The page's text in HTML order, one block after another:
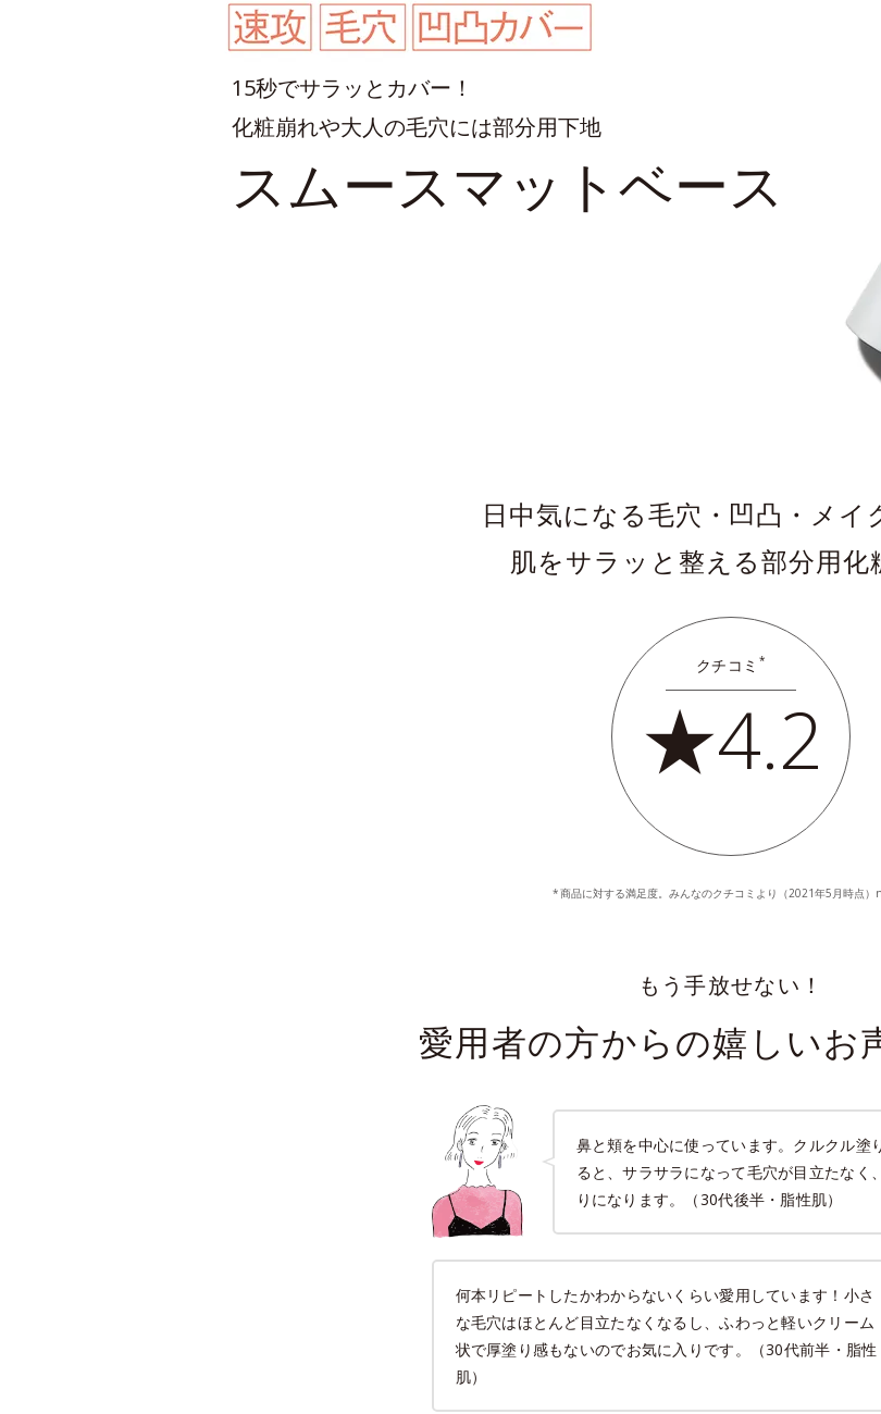
15秒でサラッとカバー！
化粧崩れや⼤⼈の⽑⽳には部分⽤下地
スムースマットベース
日中気になる毛穴・凹凸・メイ
肌をサラッと整える部分用化
クチコミ *
★4.2
商品に対する満足度。みんなのクチコミより（2021年5月時点）
もう手放せない！
愛用者の方からの嬉しいお
鼻と頬を中心に使っています。クルクル塗
ると、サラサラになって毛穴が目立たなく
りになります。（30代後半・脂性肌）
何本リピートしたかわからないくらい愛用しています！小さ
な毛穴はほとんど目立たなくなるし、ふわっと軽いクリーム
状で厚塗り感もないのでお気に入りです。（30代前半・脂性
肌）